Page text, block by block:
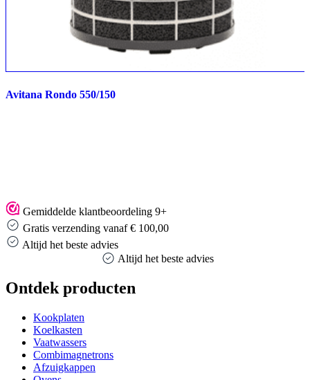
Avitana Rondo 550/150
Gemiddelde klantbeoordeling 9+
Gratis verzending vanaf € 100,00
Altijd het beste advies
Altijd het beste advies
Ontdek producten
Kookplaten
Koelkasten
Vaatwassers
Combimagnetrons
Afzuigkappen